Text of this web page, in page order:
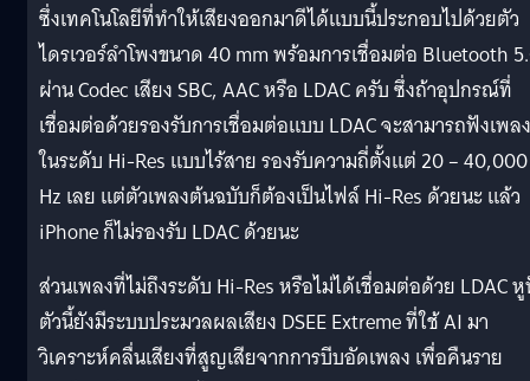
ซึ่งเทคโนโลยีที่ทำให้เสียงออกมาดีได้แบบนี้ประกอบไปด้วยตัว
ไดรเวอร์ลำโพงขนาด 40 mm พร้อมการเชื่อมต่อ Bluetooth
ผ่าน Codec เสียง SBC, AAC หรือ LDAC ครับ ซึ่งถ้าอุปกรณ์ที่
เชื่อมต่อด้วยรองรับการเชื่อมต่อแบบ LDAC จะสามารถฟังเพลง
ในระดับ Hi-Res แบบไร้สาย รองรับความถี่ตั้งแต่ 20 – 40,000
Hz เลย แต่ตัวเพลงต้นฉบับก็ต้องเป็นไฟล์ Hi-Res ด้วยนะ แล้ว
iPhone ก็ไม่รองรับ LDAC ด้วยนะ
ส่วนเพลงที่ไม่ถึงระดับ Hi-Res หรือไม่ได้เชื่อมต่อด้วย LDAC
ตัวนี้ยังมีระบบประมวลผลเสียง DSEE Extreme ที่ใช้ AI มา
วิเคราะห์คลื่นเสียงที่สูญเสียจากการบีบอัดเพลง เพื่อคืนราย